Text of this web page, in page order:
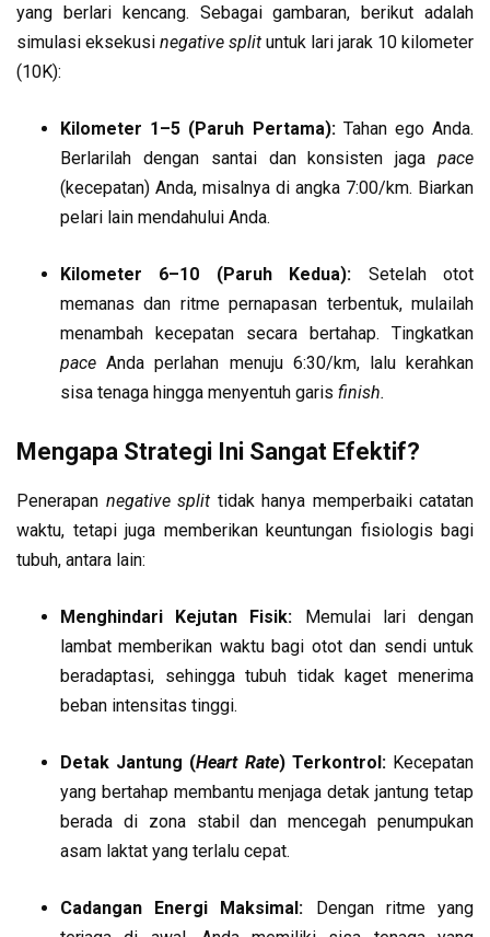
yang berlari kencang. Sebagai gambaran, berikut adalah
simulasi eksekusi negative split untuk lari jarak 10 kilometer
(10K):
Kilometer 1–5 (Paruh Pertama):Tahan ego Anda.
Berlarilah dengan santai dan konsisten jaga pace
(kecepatan) Anda, misalnya di angka 7:00/km. Biarkan
pelari lain mendahului Anda.
Kilometer 6–10 (Paruh Kedua): Setelah otot
memanas dan ritme pernapasan terbentuk, mulailah
menambah kecepatan secara bertahap. Tingkatkan
pace Anda perlahan menuju 6:30/km, lalu kerahkan
sisa tenaga hingga menyentuh garis finish.
Mengapa Strategi Ini Sangat Efektif?
Penerapan negative split tidak hanya memperbaiki catatan
waktu, tetapi juga memberikan keuntungan fisiologis bagi
tubuh, antara lain:
Menghindari Kejutan Fisik: Memulai lari dengan
lambat memberikan waktu bagi otot dan sendi untuk
beradaptasi, sehingga tubuh tidak kaget menerima
beban intensitas tinggi.
Detak Jantung (Heart Rate) Terkontrol:Kecepatan
yang bertahap membantu menjaga detak jantung tetap
berada di zona stabil dan mencegah penumpukan
asam laktat yang terlalu cepat.
Cadangan Energi Maksimal: Dengan ritme yang